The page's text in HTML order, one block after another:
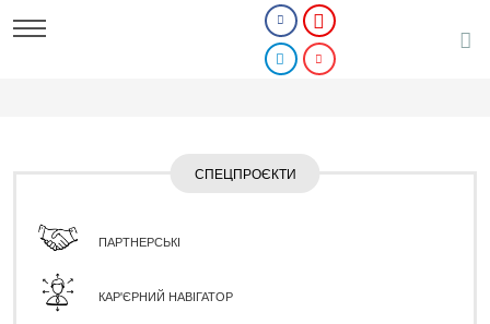
СПЕЦПРОЄКТИ
ПАРТНЕРСЬКІ
КАР'ЄРНИЙ НАВІГАТОР